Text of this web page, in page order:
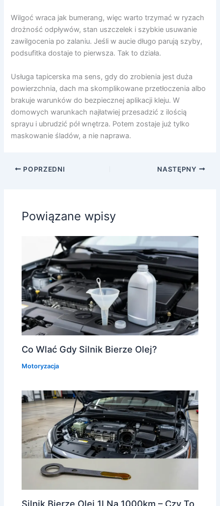
Wilgoć wraca jak bumerang, więc warto trzymać w ryzach
drożność odpływów, stan uszczelek i szybkie usuwanie
zawilgocenia po zalaniu. Jeśli w aucie długo parują szyby,
podsufitka dostaje to pierwsza. Tak to działa.
Usługa tapicerska ma sens, gdy do zrobienia jest duża
powierzchnia, dach ma skomplikowane przetłoczenia albo
brakuje warunków do bezpiecznej aplikacji kleju. W
domowych warunkach najłatwiej przesadzić z ilością
sprayu i ubrudzić pół wnętrza. Potem zostaje już tylko
maskowanie śladów, a nie naprawa.
POPRZEDNI NASTĘPNY
Powiązane wpisy
Co Wlać Gdy Silnik Bierze Olej?
Motoryzacja
Silnik Bierze Olej 1l Na 1000km – Czy To